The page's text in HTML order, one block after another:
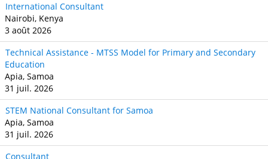
International Consultant
Nairobi, Kenya
3 août 2026
Technical Assistance - MTSS Model for Primary and Secondary
Education
Apia, Samoa
31 juil. 2026
STEM National Consultant for Samoa
Apia, Samoa
31 juil. 2026
Consultant